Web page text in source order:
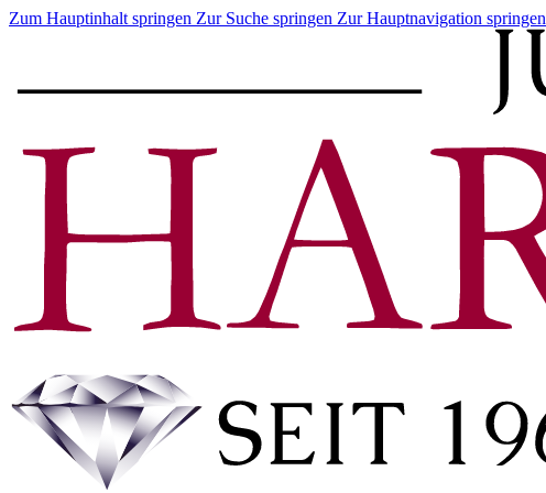
Zum Hauptinhalt springen Zur Suche springen Zur Hauptnavigation springen